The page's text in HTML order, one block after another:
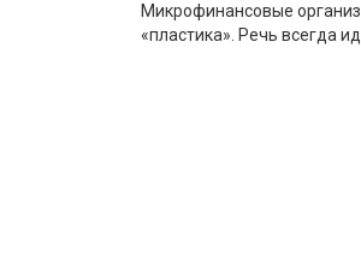
Микрофинансовые
«пластика». Речь всегда